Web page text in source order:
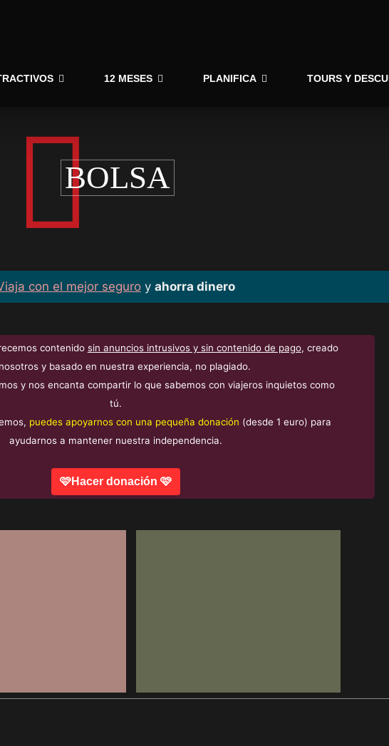
12 MESES PLANIFICA TOURS Y
BOLSA
con el mejor seguroy ahorra dinero
contenido sin anuncios intrusivos y sin contenido de pago, creado
y basado en nuestra experiencia, no plagiado.
y nos encanta compartir lo que sabemos con viajeros inquietos como
tú.
puedes apoyarnos con una pequeña donación (desde 1 euro) para
ayudarnos a mantener nuestra independencia.
🩷Hacer donación 🩷